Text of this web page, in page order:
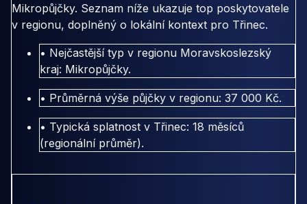
Mikropůjčky. Seznam níže ukazuje top poskytovatele
v regionu, doplněný o lokální kontext pro Třinec.
• Nejčastější typ v regionu Moravskoslezský
kraj: Mikropůjčky.
• Průměrná výše půjčky v regionu: 37 000 Kč.
• Typická splatnost v Třinec: 18 měsíců
(regionální průměr).